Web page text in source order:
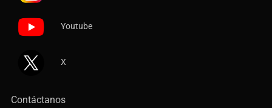
Youtube
X
Contáctanos